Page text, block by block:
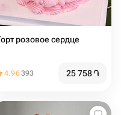
розовое сердце
4.96393 25 758֏